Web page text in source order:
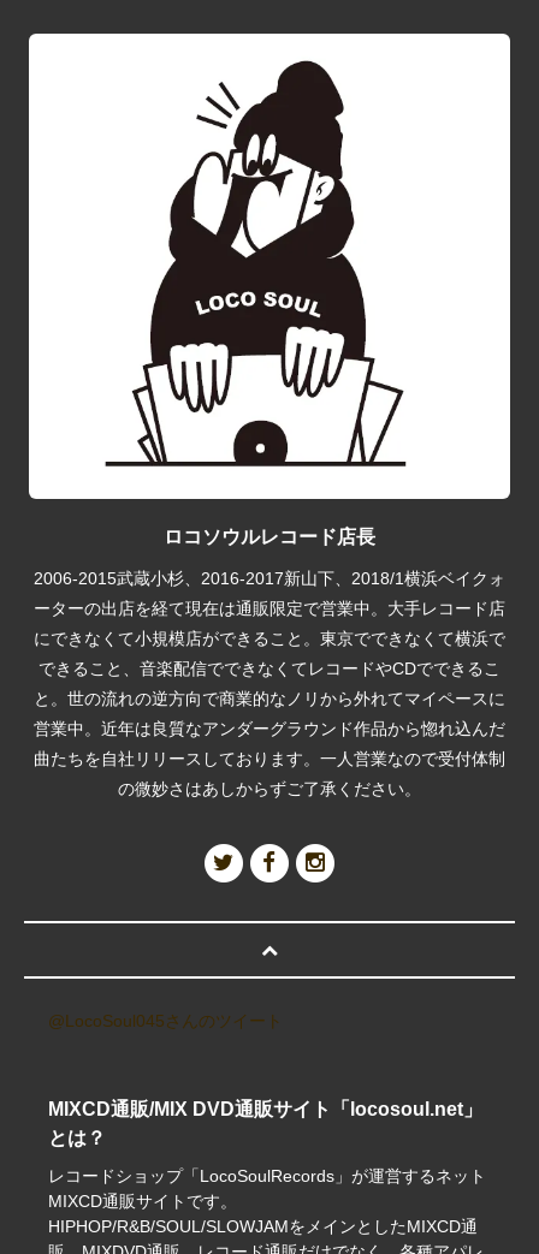
ロコソウルレコード店長
2006-2015武蔵小杉、2016-2017新山下、2018/1横浜ベイクォ
ーターの出店を経て現在は通販限定で営業中。大手レコード店
にできなくて小規模店ができること。東京でできなくて横浜で
できること、音楽配信でできなくてレコードやCDでできるこ
と。世の流れの逆方向で商業的なノリから外れてマイペースに
営業中。近年は良質なアンダーグラウンド作品から惚れ込んだ
曲たちを自社リリースしております。一人営業なので受付体制
の微妙さはあしからずご了承ください。
@LocoSoul045さんのツイート
MIXCD通販/MIX DVD通販サイト「locosoul.net」
とは？
レコードショップ「LocoSoulRecords」が運営するネット
MIXCD通販サイトです。
HIPHOP/R&B/SOUL/SLOWJAMをメインとしたMIXCD通